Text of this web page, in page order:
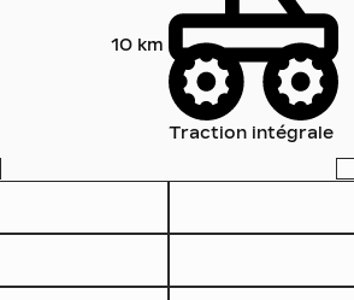
10 km
Traction intégrale